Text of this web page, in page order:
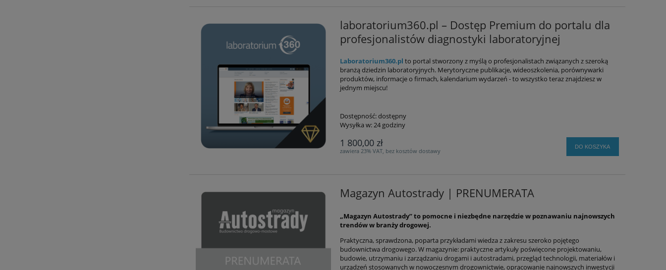
laboratorium360.pl – Dostęp Premium do portalu dla
profesjonalistów diagnostyki laboratoryjnej
Laboratorium360.pl to portal stworzony z myślą o profesjonalistach związanych z szeroką
branżą dziedzin laboratoryjnych. Merytoryczne publikacje, wideoszkolenia, porównywarki
produktów, informacje o firmach, kalendarium wydarzeń - to wszystko teraz znajdziesz w
jednym miejscu!
Dostępność:dostępny
Wysyłka w:24 godziny
1 800,00 zł
zawiera 23% VAT, bez kosztów dostawy
DO KOSZYKA
Magazyn Autostrady | PRENUMERATA
„Magazyn Autostrady” to pomocne i niezbędne narzędzie w poznawaniu najnowszych
trendów w branży drogowej.
Praktyczna, sprawdzona, poparta przykładami wiedza z zakresu szeroko pojętego
budownictwa drogowego. W magazynie: praktyczne artykuły poświęcone projektowaniu,
budowie, utrzymaniu i zarządzaniu drogami i autostradami, przegląd technologii, materiałów i
urządzeń stosowanych w nowoczesnym drogownictwie, opracowanie najnowszych inwestycji